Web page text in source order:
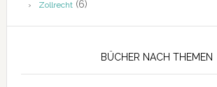
Zollrecht(6)
BÜCHER NACH THEMEN